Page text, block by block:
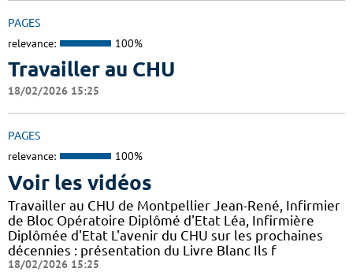
PAGES
relevance: 100%
Travailler au CHU
18/02/2026 15:25
PAGES
relevance: 100%
Voir les vidéos
Travailler au CHU de Montpellier Jean-René, Infirmier
de Bloc Opératoire Diplômé d'Etat Léa, Infirmière
Diplômée d'Etat L'avenir du CHU sur les prochaines
décennies : présentation du Livre Blanc Ils f
18/02/2026 15:25